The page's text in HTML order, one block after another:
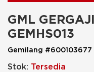
GML
GEMHS013
Gemilang #600103677
Stok: Tersedia